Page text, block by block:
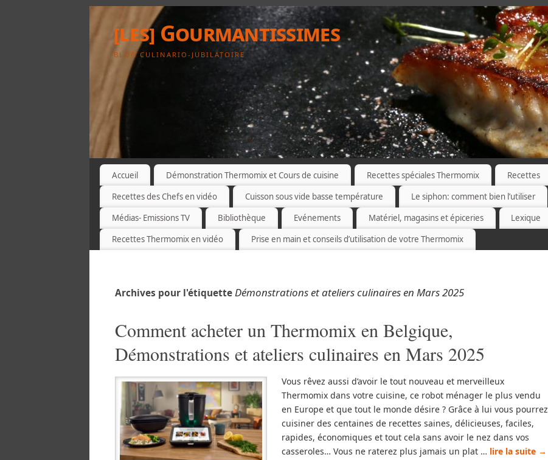
[les] Gourmantissimes
BLOG CULINARIO-JUBILATOIRE
Accueil Démonstration Thermomix et Cours de cuisine Recettes spéciales Thermomix Recettes
Recettes des Chefs en vidéo
Cuisson sous vide basse température Le siphon: comment bien l’utiliser
Médias- Emissions TV
Bibliothèque Evénements Matériel, magasins et épiceries Lexique
Recettes Thermomix en vidéo
Prise en main et conseils d’utilisation de votre Thermomix
Archives pour l'étiquetteDémonstrations et ateliers culinaires en Mars 2025
Comment acheter un Thermomix en Belgique,
Démonstrations et ateliers culinaires en Mars 2025
Vous rêvez aussi d’avoir le tout nouveau et merveilleux
Thermomix dans votre cuisine, ce robot ménager le plus vendu
en Europe et que tout le monde désire ? Grâce à lui vous pourrez
cuisiner des centaines de recettes saines, délicieuses, faciles,
rapides, économiques et tout cela sans avoir le nez dans vos
casseroles… Vous ne raterez plus jamais un plat … lire la suite →